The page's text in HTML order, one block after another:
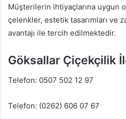
Müşterilerin ihtiyaçlarına uygun
çelenkler, estetik tasarımları ve
avantajı ile tercih edilmektedir.
Göksallar Çiçekçilik
Telefon: 0507 502 12 97
Telefon: (0262) 606 07 67